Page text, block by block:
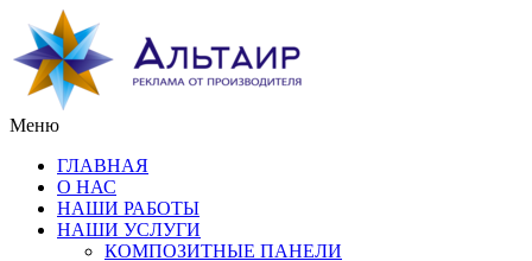
Меню
ГЛАВНАЯ
О НАС
НАШИ РАБОТЫ
НАШИ УСЛУГИ
КОМПОЗИТНЫЕ ПАНЕЛИ